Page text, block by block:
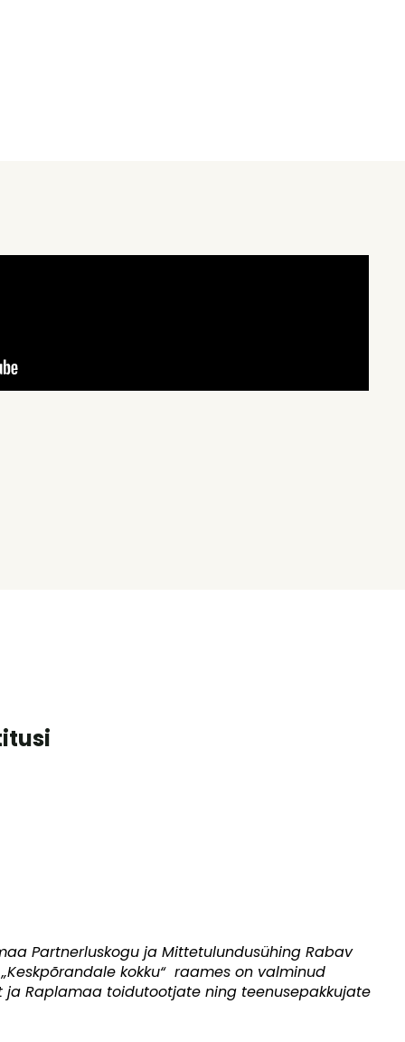
Partnerluskogu ja Mittetulundusühing Rabav
kokku“ raames on valminud
Raplamaa toidutootjate ning teenusepakkujate